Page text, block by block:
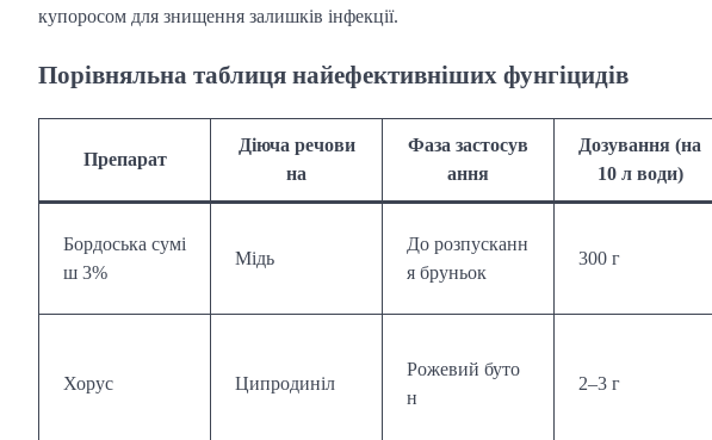
купоросом для знищення залишків інфекції.
Порівняльна таблиця найефективніших фунгіцидів
Препарат
Діюча речови
на
Фаза застосув
ання
Дозування (на
10 л води)
Бордоська сумі
ш 3%
Мідь
До розпусканн
я бруньок
300 г
Хорус Ципродиніл
Рожевий буто
н
2–3 г